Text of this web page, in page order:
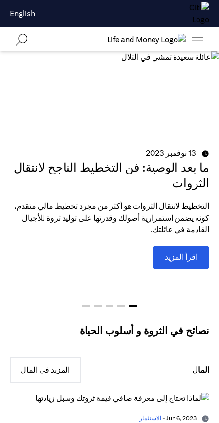
English
ما بعد الوصية: فن التخطيط الناجح لانتقال
الثروات
التخطيط لانتقال الثروات هو أكثر من مجرد تخطيط مالي متقدم،
كونه يضمن استمرارية أصولك وقدرتها على توليد ثروة للأجيال
القادمة في عائلتك.
اقرأ المزيد
نصائح في الثروة و أسلوب الحياة
المال المزيد في المال
الاستثمار